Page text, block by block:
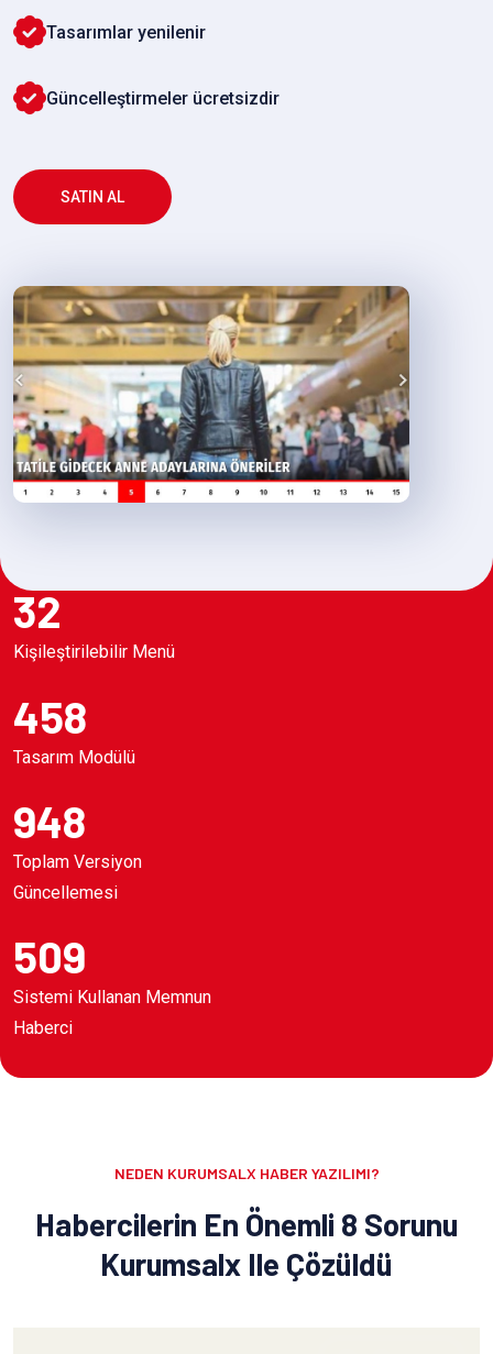
Tasarımlar yenilenir
Güncelleştirmeler ücretsizdir
SATIN AL
32
Kişileştirilebilir Menü
458
Tasarım Modülü
948
Toplam Versiyon
Güncellemesi
509
Sistemi Kullanan Memnun
Haberci
NEDEN KURUMSALX HABER YAZILIMI?
Habercilerin En Önemli 8 Sorunu
Kurumsalx Ile Çözüldü